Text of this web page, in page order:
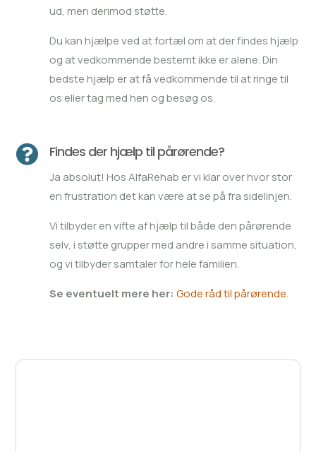
ud, men derimod støtte.
Du kan hjælpe ved at fortæl om at der findes hjælp
og at vedkommende bestemt ikke er alene. Din
bedste hjælp er at få vedkommende til at ringe til
os eller tag med hen og besøg os.
 Findes der hjælp til pårørende?
Ja absolut! Hos AlfaRehab er vi klar over hvor stor
en frustration det kan være at se på fra sidelinjen.
Vi tilbyder en vifte af hjælp til både den pårørende
selv, i støtte grupper med andre i samme situation,
og vi tilbyder samtaler for hele familien.
Se eventuelt mere her: Gode råd til pårørende.